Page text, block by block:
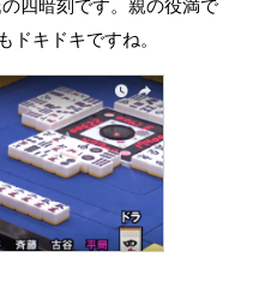
四暗刻です。親の役満で
ドキドキですね。